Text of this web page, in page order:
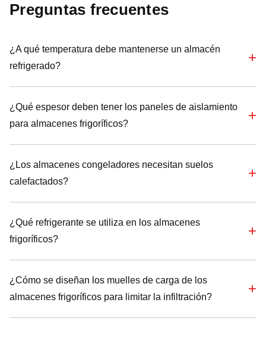
Preguntas frecuentes
¿A qué temperatura debe mantenerse un almacén
refrigerado?
¿Qué espesor deben tener los paneles de aislamiento
para almacenes frigoríficos?
¿Los almacenes congeladores necesitan suelos
calefactados?
¿Qué refrigerante se utiliza en los almacenes
frigoríficos?
¿Cómo se diseñan los muelles de carga de los
almacenes frigoríficos para limitar la infiltración?